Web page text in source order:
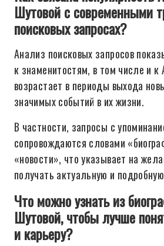
Шутовой с современными
поисковых запросах?
Анализ поисковых запросов
к знаменитостям, в том числе и к
возрастает в периоды выхода
значимых событий в их жизни.
В частности, запросы с
сопровождаются словами
«новости», что указывает на
получать актуальную и
Что можно узнать из
Шутовой, чтобы лучше
и карьеру?